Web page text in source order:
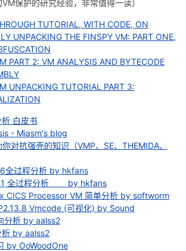
保护的研究经验，非常值得一读）
TUTORIAL, WITH CODE, ON
UNPACKING THE FINSPY VM: PART ONE,
PART 2: VM ANALYSIS AND BYTECODE
UNPACKING TUTORIAL PART 3:
白皮书
- Miasm's blog
对抗强壳的知识（VMP、SE、THEMIDA、
全过程分析 by hkfans
全过程分析 by hkfans
CICS Processor VM 简单分析 by softworm
Vmcode (可视化) by Sound
分析 by aalss2
by aalss2
by OoWoodOne